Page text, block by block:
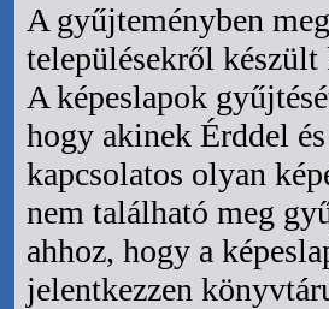
A gyűjteményben
településekről
A képeslapok
hogy akinek Érddel
kapcsolatos olyan
nem található meg
ahhoz, hogy a
jelentkezzen